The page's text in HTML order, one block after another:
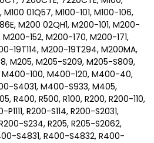
01Q57, M100-101, M100-106,
M200 02QH1, M200-101, M200-
152, M200-170, M200-171,
19T114, M200-19T294, M200MA,
M205, M205-S209, M205-S809,
M400-100, M400-120, M400-40,
S4031, M400-S933, M405,
R400, R500, R100, R200, R200-110,
P1111, R200-S114, R200-S2031,
S234, R205, R205-S2062,
S4831, R400-S4832, R400-